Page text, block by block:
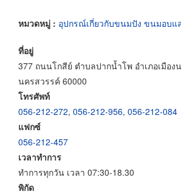
หมวดหมู่ : อุปกรณ์เกี่ยวกับขนมปัง ขนมอบแ
ที่อยู่
377 ถนนโกสีย์ ตำบลปากน้ำโพ อำเภอเมือง
นครสวรรค์ 60000
โทรศัพท์
056-212-272, 056-212-956, 056-212-084
แฟกซ์
056-212-457
เวลาทำการ
ทำการทุกวัน เวลา 07:30-18.30
พิกัด